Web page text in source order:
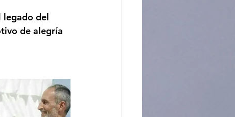
legado del
de alegría